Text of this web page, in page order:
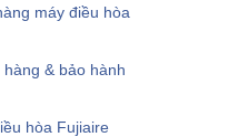
máy điều hòa
& bảo hành
hòa Fujiaire